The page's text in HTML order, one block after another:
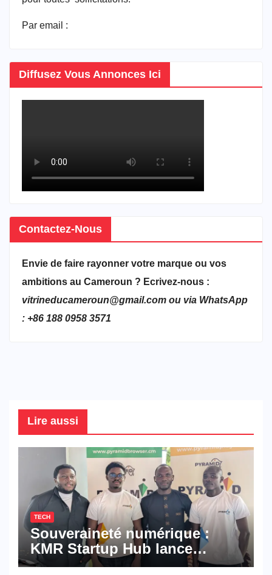
Par email :
Diffusez Vous Annonces Ici
Contactez-Nous
Envie de faire rayonner votre marque ou vos
ambitions au Cameroun ? Ecrivez-nous :
vitrineducameroun@gmail.com ou via WhatsApp
: +86 188 0958 3571
Lire aussi
TECH
Souveraineté numérique :
KMR Startup Hub lance
Pyramid Browser et Pyramid